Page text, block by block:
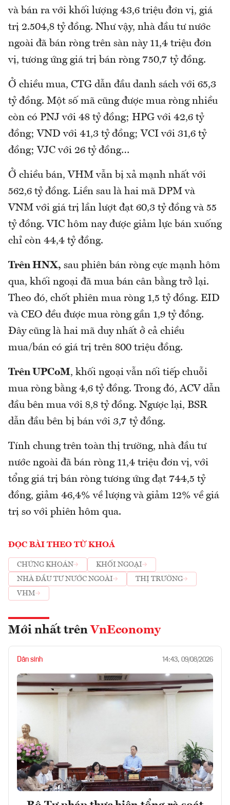
và bán ra với khối lượng 43,6 triệu đơn vị, giá
trị 2.504,8 tỷ đồng. Như vậy, nhà đầu tư nước
ngoài đã bán ròng trên sàn này 11,4 triệu đơn
vị, tương ứng giá trị bán ròng 750,7 tỷ đồng.
Ở chiều mua, CTG dẫn đầu danh sách với 65,3
tỷ đồng. Một số mã cũng được mua ròng nhiều
còn có PNJ với 48 tỷ đồng; HPG với 42,6 tỷ
đồng; VND với 41,3 tỷ đồng; VCI với 31,6 tỷ
đồng; VJC với 26 tỷ đồng…
Ở chiều bán, VHM vẫn bị xả mạnh nhất với
562,6 tỷ đồng. Liền sau là hai mã DPM và
VNM với giá trị lần lượt đạt 60,3 tỷ đồng và 55
tỷ đồng. VIC hôm nay được giảm lực bán xuống
chỉ còn 44,4 tỷ đồng.
Trên HNX, sau phiên bán ròng cực mạnh hôm
qua, khối ngoại đã mua bán cân bằng trở lại.
Theo đó, chốt phiên mua ròng 1,5 tỷ đồng. EID
và CEO đều được mua ròng gần 1,9 tỷ đồng.
Đây cũng là hai mã duy nhất ở cả chiều
mua/bán có giá trị trên 800 triệu đồng.
Trên UPCoM, khối ngoại vẫn nối tiếp chuỗi
mua ròng bằng 4,6 tỷ đồng. Trong đó, ACV dẫn
đầu bên mua với 8,8 tỷ đồng. Ngược lại, BSR
dẫn đầu bên bị bán với 3,7 tỷ đồng.
Tính chung trên toàn thị trường, nhà đầu tư
nước ngoài đã bán ròng 11,4 triệu đơn vị, với
tổng giá trị bán ròng tương ứng đạt 744,5 tỷ
đồng, giảm 46,4% về lượng và giảm 12% về giá
trị so với phiên hôm qua.
ĐỌC BÀI THEO TỪ KHOÁ
CHỨNG KHOÁN
KHỐI NGOẠI
NHÀ ĐẦU TƯ NƯỚC NGOÀI
THỊ TRƯỜNG
VHM
Mới nhất trên VnEconomy
Dân sinh 14:43, 09/08/2026